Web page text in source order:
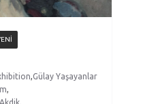
,Gülay Yaşayanlar
,
,